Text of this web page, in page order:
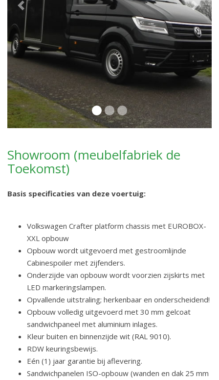
Previous Next
Showroom (meubelfabriek de
Toekomst)
Basis specificaties van deze voertuig:
Volkswagen Crafter platform chassis met EUROBOX-
XXL opbouw
Opbouw wordt uitgevoerd met gestroomlijnde
Cabinespoiler met zijfenders.
Onderzijde van opbouw wordt voorzien zijskirts met
LED markeringslampen.
Opvallende uitstraling; herkenbaar en onderscheidend!
Opbouw volledig uitgevoerd met 30 mm gelcoat
sandwichpaneel met aluminium inlages.
Kleur buiten en binnenzijde wit (RAL 9010).
RDW keuringsbewijs.
Eén (1) jaar garantie bij aflevering.
Sandwichpanelen ISO-opbouw (wanden en dak 25 mm